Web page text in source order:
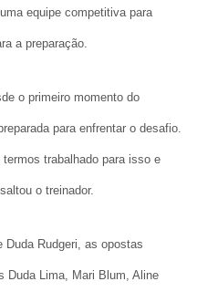
equipe competitiva para
a preparação.
o primeiro momento do
para enfrentar o desafio.
trabalhado para isso e
o treinador.
Rudgeri, as opostas
Duda Lima, Mari Blum, Aline